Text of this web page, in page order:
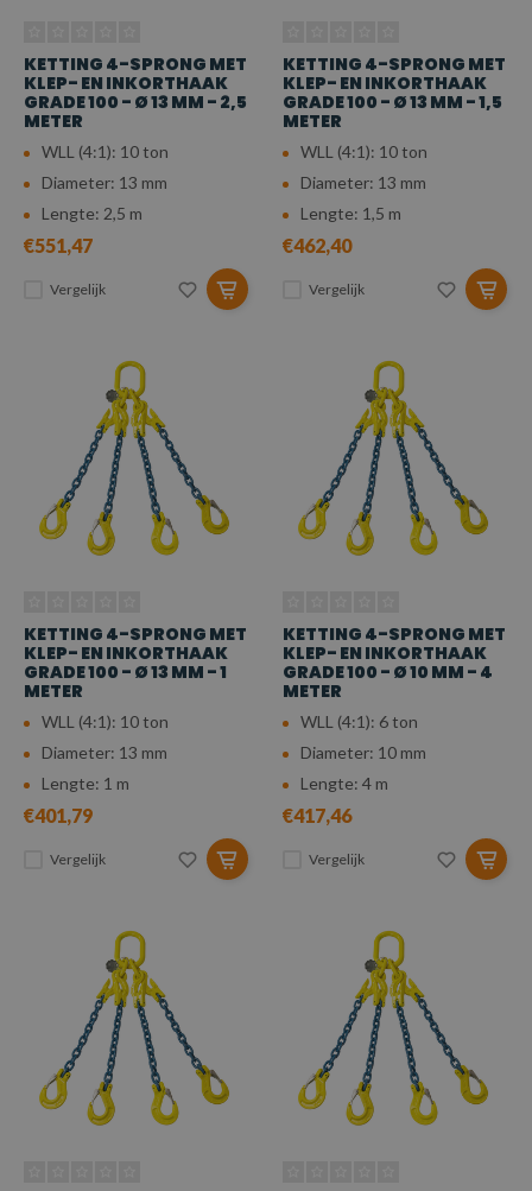
KETTING 4-SPRONG MET
KLEP- EN INKORTHAAK
GRADE 100 - Ø 13 MM - 2,5
METER
WLL (4:1): 10 ton
Diameter: 13 mm
Lengte: 2,5 m
€551,47
Vergelijk
KETTING 4-SPRONG MET
KLEP- EN INKORTHAAK
GRADE 100 - Ø 13 MM - 1,5
METER
WLL (4:1): 10 ton
Diameter: 13 mm
Lengte: 1,5 m
€462,40
Vergelijk
KETTING 4-SPRONG MET
KLEP- EN INKORTHAAK
GRADE 100 - Ø 13 MM - 1
METER
WLL (4:1): 10 ton
Diameter: 13 mm
Lengte: 1 m
€401,79
Vergelijk
KETTING 4-SPRONG MET
KLEP- EN INKORTHAAK
GRADE 100 - Ø 10 MM - 4
METER
WLL (4:1): 6 ton
Diameter: 10 mm
Lengte: 4 m
€417,46
Vergelijk